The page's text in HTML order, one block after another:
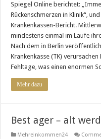
Spiegel Online berichtet:
Rückenschmerzen in Klinik“,
Krankenkassen-Bericht.
mindestens einmal im Laufe
Nach dem in Berlin
Krankenkasse (TK)
Fehltage, was einen enormen
Mehr dazu
Best ager – alt
Mehreinkommen24